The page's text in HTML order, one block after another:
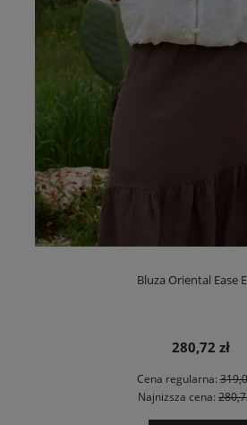
Bluza Oriental Ease
280,72 zł
Cena regularna:
Najniższa cena: